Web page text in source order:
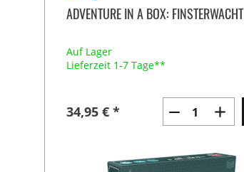
ADVENTURE IN A BOX: FINSTERWACHT
Auf Lager
Lieferzeit 1-7 Tage**
34,95 € *